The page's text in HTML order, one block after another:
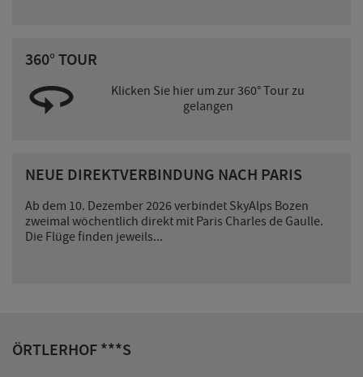
360° TOUR
Klicken Sie hier um zur 360° Tour zu
gelangen
NEUE DIREKTVERBINDUNG NACH PARIS
Ab dem 10. Dezember 2026 verbindet SkyAlps Bozen
zweimal wöchentlich direkt mit Paris Charles de Gaulle.
Die Flüge finden jeweils...
ÖRTLERHOF ***S